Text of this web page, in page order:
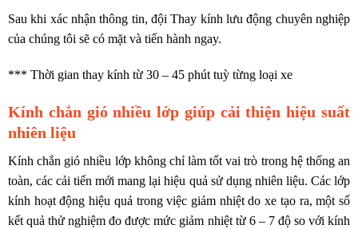
Sau khi xác nhận thông tin, đội Thay kính lưu động chuyên nghiệp
của chúng tôi sẽ có mặt và tiến hành ngay.
*** Thời gian thay kính từ 30 – 45 phút tuỳ từng loại xe
Kính chắn gió nhiều lớp giúp cải thiện hiệu suất
nhiên liệu
Kính chắn gió nhiều lớp không chỉ làm tốt vai trò trong hệ thống an
toàn, các cải tiến mới mang lại hiệu quả sử dụng nhiên liệu. Các lớp
kính hoạt động hiệu quả trong việc giảm nhiệt do xe tạo ra, một số
kết quả thử nghiệm đo được mức giảm nhiệt từ 6 – 7 độ so với kính